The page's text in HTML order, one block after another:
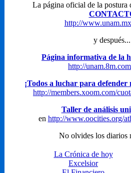
La página oficial de la
http://
y después...
Página informativa de la
http://
¡Todos a luchar para
http://members.xoom.com/
Taller de análisis
en http://www.oocities.org/
No olvides los diarios
La Crónica de hoy
Excelsior